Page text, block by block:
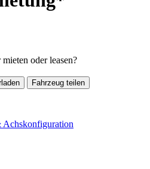
oder leasen?
Fahrzeug teilen
Achskonfiguration